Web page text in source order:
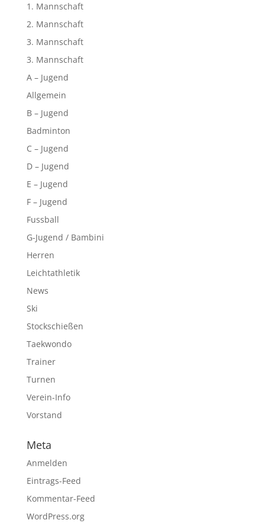
1. Mannschaft
2. Mannschaft
3. Mannschaft
3. Mannschaft
A – Jugend
Allgemein
B – Jugend
Badminton
C – Jugend
D – Jugend
E – Jugend
F – Jugend
Fussball
G-Jugend / Bambini
Herren
Leichtathletik
News
Ski
Stockschießen
Taekwondo
Trainer
Turnen
Verein-Info
Vorstand
Meta
Anmelden
Eintrags-Feed
Kommentar-Feed
WordPress.org